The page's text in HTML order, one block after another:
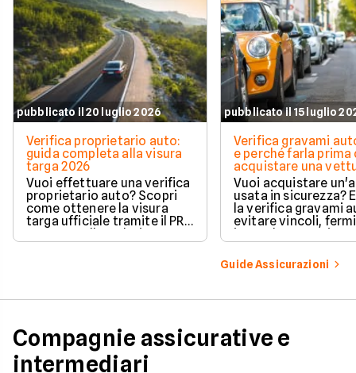
pubblicato il 20 luglio 2026
Verifica proprietario auto:
guida completa alla visura
targa 2026
Vuoi effettuare una verifica
proprietario auto? Scopri
come ottenere la visura
targa ufficiale tramite il PRA
per controllare dati e
vincoli in totale sicurezza.
pubblicato il 15 luglio
Verifica gravami
e perché farla prima
acquistare una
Vuoi acquistare
usata in sicurezza?
la verifica gravami
evitare vincoli,
ipoteche. Scopri
tutelare il tuo
Guide Assicurazioni
Compagnie assicurative e
intermediari